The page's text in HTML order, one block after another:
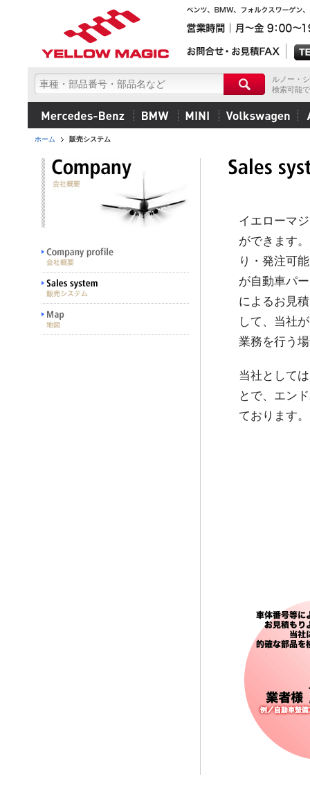
ルノー・
検索可能
ホーム 販売システム
イエローマ
ができます
り・発注可
が自動車パ
によるお見
して、当社
業務を行う
当社として
とで、エン
ております。